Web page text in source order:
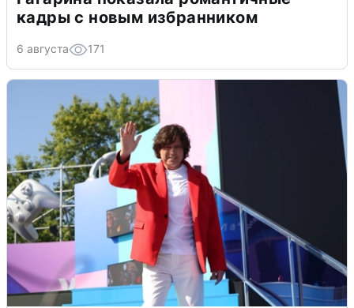
кадры с новым избранником
6 августа 171